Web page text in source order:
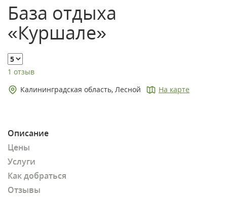
База отдыха
«Куршале»
1 отзыв
Калининградская область, Лесной
На карте
Описание
Цены
Услуги
Как добраться
Отзывы